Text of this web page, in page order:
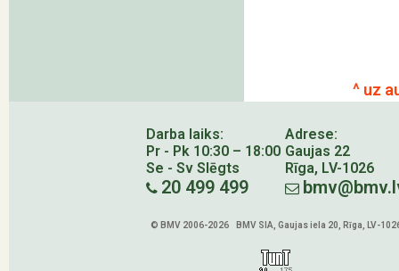
^ uz
Darba laiks:
Pr - Pk 10:30 – 18:00
Se - Sv Slēgts
20 499 499
Adrese:
Gaujas 22
Rīga, LV-1026
© BMV 2006-2026 BMV SIA, Gaujas iela 20, Rīga, LV-